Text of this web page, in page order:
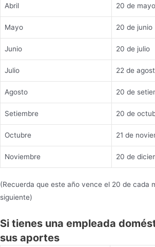
Abril 20 de mayo
Mayo 20 de junio
Junio 20 de julio
Julio 22 de
Agosto 20 de
Setiembre 20 de
Octubre 21 de
Noviembre 20 de
(Recuerda que este año vence el 20 de cada
siguiente)
Si tienes una empleada
sus aportes